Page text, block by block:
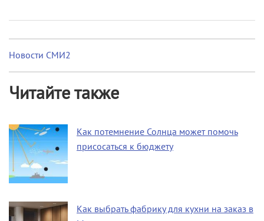
Новости СМИ2
Читайте также
Как потемнение Солнца может помочь
присосаться к бюджету
Как выбрать фабрику для кухни на заказ в